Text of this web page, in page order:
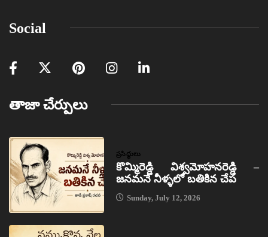
Social
తాజా చేర్పులు
ప్రసిద్ధులు
కొమ్మిరెడ్డి విశ్వమోహనరెడ్డి –
జనమనే నీళ్ళలో బతికిన చేప
Sunday, July 12, 2026